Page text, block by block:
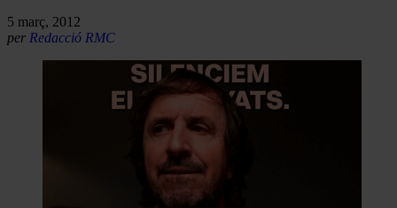
5 març, 2012
per Redacció RMC